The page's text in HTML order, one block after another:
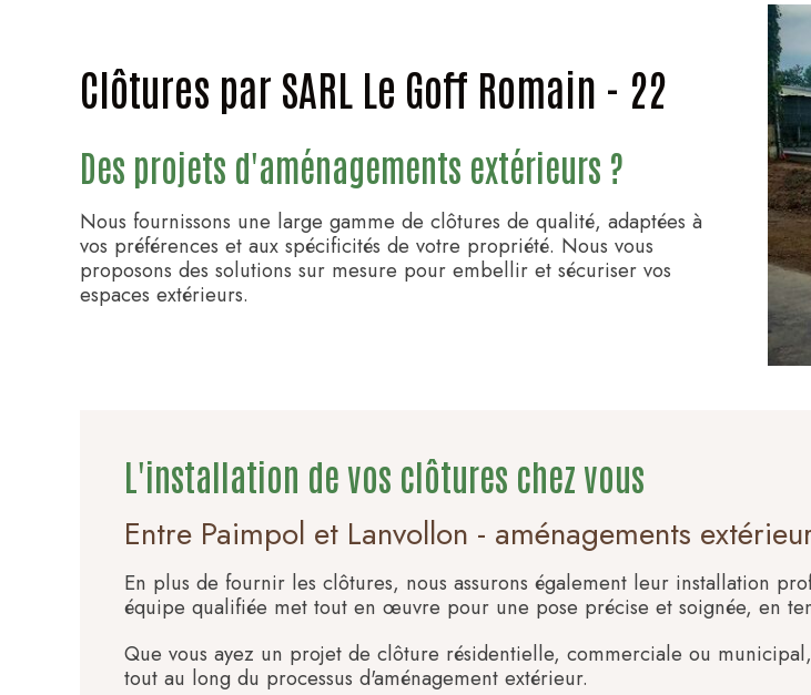
Clôtures par SARL Le Goff Romain - 22
Des projets d'aménagements extérieurs ?
Nous fournissons une large gamme de clôtures de qualité, adaptées à
vos préférences et aux spécificités de votre propriété. Nous vous
proposons des solutions sur mesure pour embellir et sécuriser vos
espaces extérieurs.
L'installation de vos clôtures chez vous
Entre Paimpol et Lanvollon - aménagements
En plus de fournir les clôtures, nous assurons également leur installation
équipe qualifiée met tout en œuvre pour une pose précise et soignée, en
Que vous ayez un projet de clôture résidentielle, commerciale ou
tout au long du processus d'aménagement extérieur.